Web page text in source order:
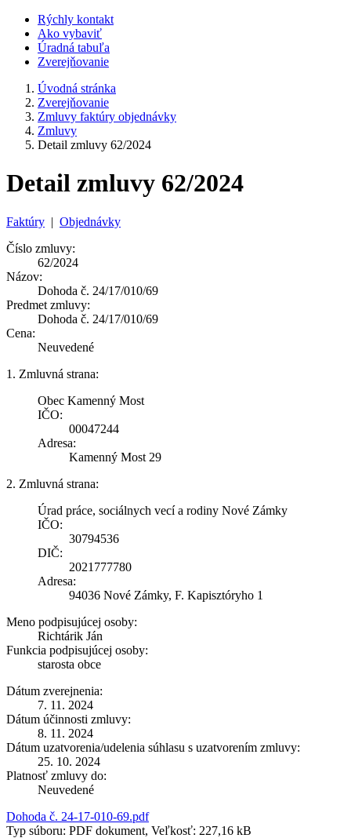
Rýchly kontakt
Ako vybaviť
Úradná tabuľa
Zverejňovanie
Úvodná stránka
Zverejňovanie
Zmluvy faktúry objednávky
Zmluvy
Detail zmluvy 62/2024
Detail zmluvy 62/2024
Faktúry | Objednávky
Číslo zmluvy:
62/2024
Názov:
Dohoda č. 24/17/010/69
Predmet zmluvy:
Dohoda č. 24/17/010/69
Cena:
Neuvedené
1. Zmluvná strana:
Obec Kamenný Most
IČO:
00047244
Adresa:
Kamenný Most 29
2. Zmluvná strana:
Úrad práce, sociálnych vecí a rodiny Nové Zámky
IČO:
30794536
DIČ:
2021777780
Adresa:
94036 Nové Zámky, F. Kapisztóryho 1
Meno podpisujúcej osoby:
Richtárik Ján
Funkcia podpisujúcej osoby:
starosta obce
Dátum zverejnenia:
7. 11. 2024
Dátum účinnosti zmluvy:
8. 11. 2024
Dátum uzatvorenia/udelenia súhlasu s uzatvorením zmluvy:
25. 10. 2024
Platnosť zmluvy do:
Neuvedené
Dohoda č. 24-17-010-69.pdf
Typ súboru: PDF dokument, Veľkosť: 227,16 kB